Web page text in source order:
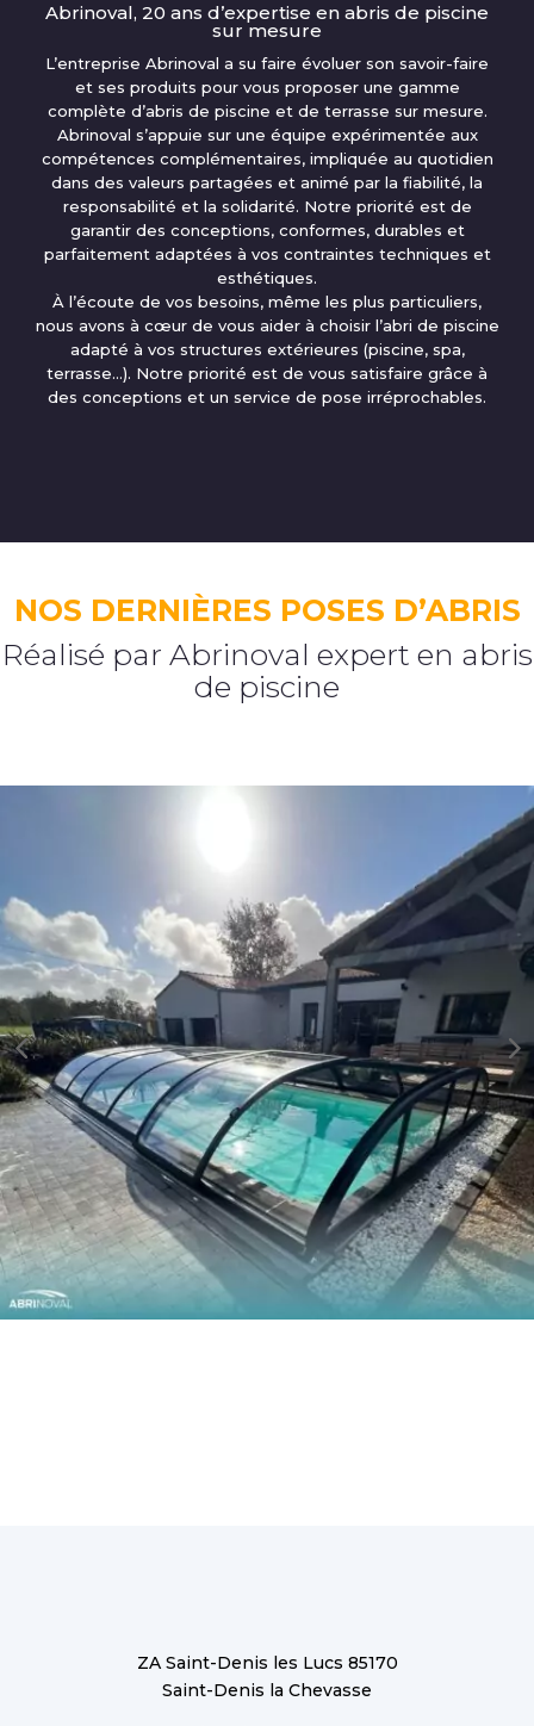
Abrinoval, 20 ans d’expertise en abris de piscine
sur mesure
L’entreprise Abrinoval a su faire évoluer son savoir-faire
et ses produits pour vous proposer une gamme
complète d’abris de piscine et de terrasse sur mesure.
Abrinoval s’appuie sur une équipe expérimentée aux
compétences complémentaires, impliquée au quotidien
dans des valeurs partagées et animé par la fiabilité, la
responsabilité et la solidarité. Notre priorité est de
garantir des conceptions, conformes, durables et
parfaitement adaptées à vos contraintes techniques et
esthétiques.
À l’écoute de vos besoins, même les plus particuliers,
nous avons à cœur de vous aider à choisir l’abri de piscine
adapté à vos structures extérieures (piscine, spa,
terrasse…). Notre priorité est de vous satisfaire grâce à
des conceptions et un service de pose irréprochables.
NOS DERNIÈRES POSES D’ABRIS
Réalisé par Abrinoval expert en abris
de piscine
ZA Saint-Denis les Lucs 85170
Saint-Denis la Chevasse